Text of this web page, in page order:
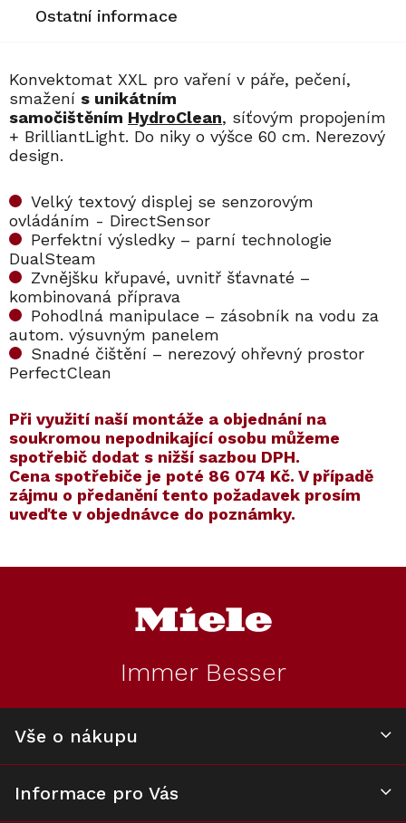
Ostatní informace
Konvektomat XXL pro vaření v páře, pečení,
smažení s unikátním
samočištěním HydroClean, síťovým propojením
+ BrilliantLight. Do niky o výšce 60 cm. Nerezový
design.
Velký textový displej se senzorovým
ovládáním - DirectSensor
Perfektní výsledky – parní technologie
DualSteam
Zvnějšku křupavé, uvnitř šťavnaté –
kombinovaná příprava
Pohodlná manipulace – zásobník na vodu za
autom. výsuvným panelem
Snadné čištění – nerezový ohřevný prostor
PerfectClean
​​Při využití naší montáže a objednání na
soukromou nepodnikající osobu můžeme
spotřebič dodat s nižší sazbou DPH.
Cena spotřebiče je poté 86 074 Kč. V případě
zájmu o předanění tento požadavek prosím
uveďte v objednávce do poznámky.
Konvektomat
MIELE DGC 7151
BlackLine
Skladem v Miele
46 491 Kč
Do košíku
Konvektomat
MIELE DGC 7351
Skladem v Miele
53 931 Kč
Prodloužená
záruka na 5 let
K dispozici
3 990 Kč
Do košíku
Prodloužená
záruka na 10 let
K dispozici
8 490 Kč
Immer Besser
Vše o nákupu
Informace pro Vás